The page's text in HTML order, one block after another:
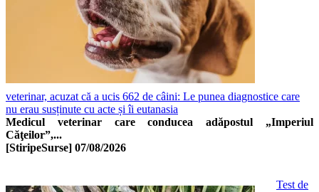
veterinar, acuzat că a ucis 662 de câini: Le punea diagnostice care
nu erau susținute cu acte și îi eutanasia
Medicul veterinar care conducea adăpostul „Imperiul
Căţeilor”,...
[StiripeSurse] 07/08/2026
Test de